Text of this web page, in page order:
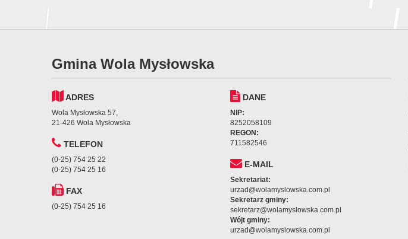
Gmina Wola Mysłowska
ADRES
Wola Mysłowska 57,
21-426 Wola Mysłowska
TELEFON
(0-25) 754 25 22
(0-25) 754 25 16
FAX
(0-25) 754 25 16
DANE
NIP:
8252058109
REGON:
711582546
E-MAIL
Sekretariat:
urzad@wolamyslowska.com.pl
Sekretarz gminy:
sekretarz@wolamyslowska.com.pl
Wójt gminy:
urzad@wolamyslowska.com.pl